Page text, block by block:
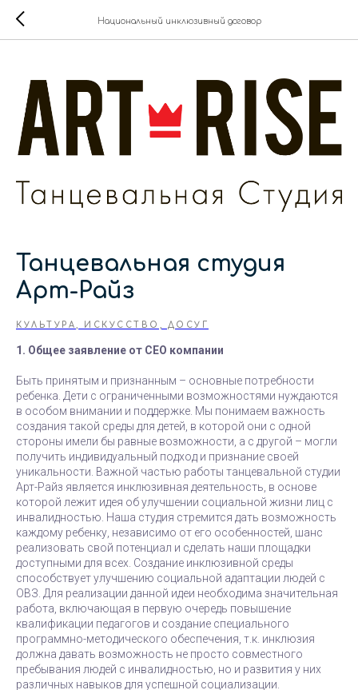
Национальный инклюзивный договор
Танцевальная студия
Арт-Райз
КУЛЬТУРА, ИСКУССТВО, ДОСУГ
1. Общее заявление от СЕО компании
Быть принятым и признанным – основные потребности
ребенка. Дети с ограниченными возможностями нуждаются
в особом внимании и поддержке. Мы понимаем важность
создания такой среды для детей, в которой они с одной
стороны имели бы равные возможности, а с другой – могли
получить индивидуальный подход и признание своей
уникальности. Важной частью работы танцевальной студии
Арт-Райз является инклюзивная деятельность, в основе
которой лежит идея об улучшении социальной жизни лиц с
инвалидностью. Наша студия стремится дать возможность
каждому ребенку, независимо от его особенностей, шанс
реализовать свой потенциал и сделать наши площадки
доступными для всех. Создание инклюзивной среды
способствует улучшению социальной адаптации людей с
ОВЗ. Для реализации данной идеи необходима значительная
работа, включающая в первую очередь повышение
квалификации педагогов и создание специального
программно-методического обеспечения, т.к. инклюзия
должна давать возможность не просто совместного
пребывания людей с инвалидностью, но и развития у них
различных навыков для успешной социализации.